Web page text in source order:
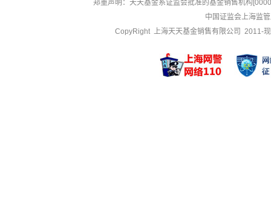
郑重声明： 天天基金系证监会批准的基金销售机构
中国证监会上海监
CopyRight 上海天天基金销售有限公司 2011-